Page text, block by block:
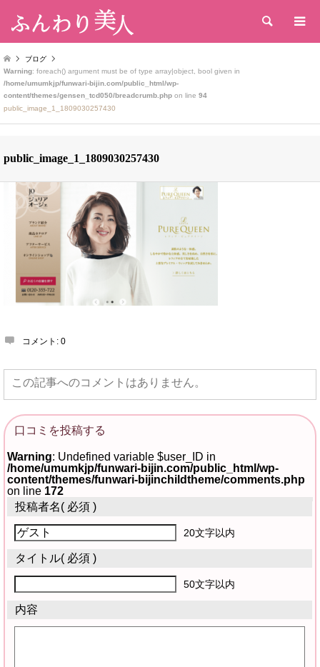
検索
ブログ
Warning: foreach() argument must be of type array|object, bool given in
/home/umumkjp/funwari-bijin.com/public_html/wp-
content/themes/gensen_tcd050/breadcrumb.php on line 94
public_image_1_1809030257430
public_image_1_1809030257430
コメント: 0
この記事へのコメントはありません。
口コミを投稿する
Warning : Undefined variable $user_ID in
/home/umumkjp/funwari-bijin.com/public_html/wp-
content/themes/funwari-bijinchildtheme/comments.php
on line 172
投稿者名( 必須 )
20文字以内
タイトル( 必須 )
50文字以内
内容